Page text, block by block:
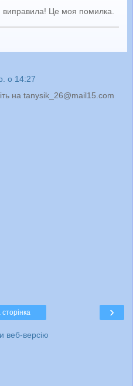
Це моя помилка.
о 14:27
на tanysik_26@mail15.com
›
веб-версію